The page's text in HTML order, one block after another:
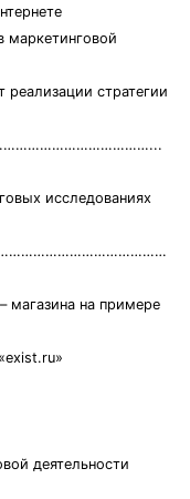
маркетинговой
реализации стратегии
исследованиях
магазина на примере
деятельности